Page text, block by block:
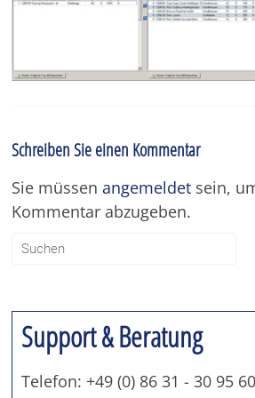
unserer
Schreiben Sie einen Kommentar
Sie müssenangemeldet sein,
Kommentar abzugeben.
Support & Beratung
Telefon: +49 (0) 86 31 - 30 95 60